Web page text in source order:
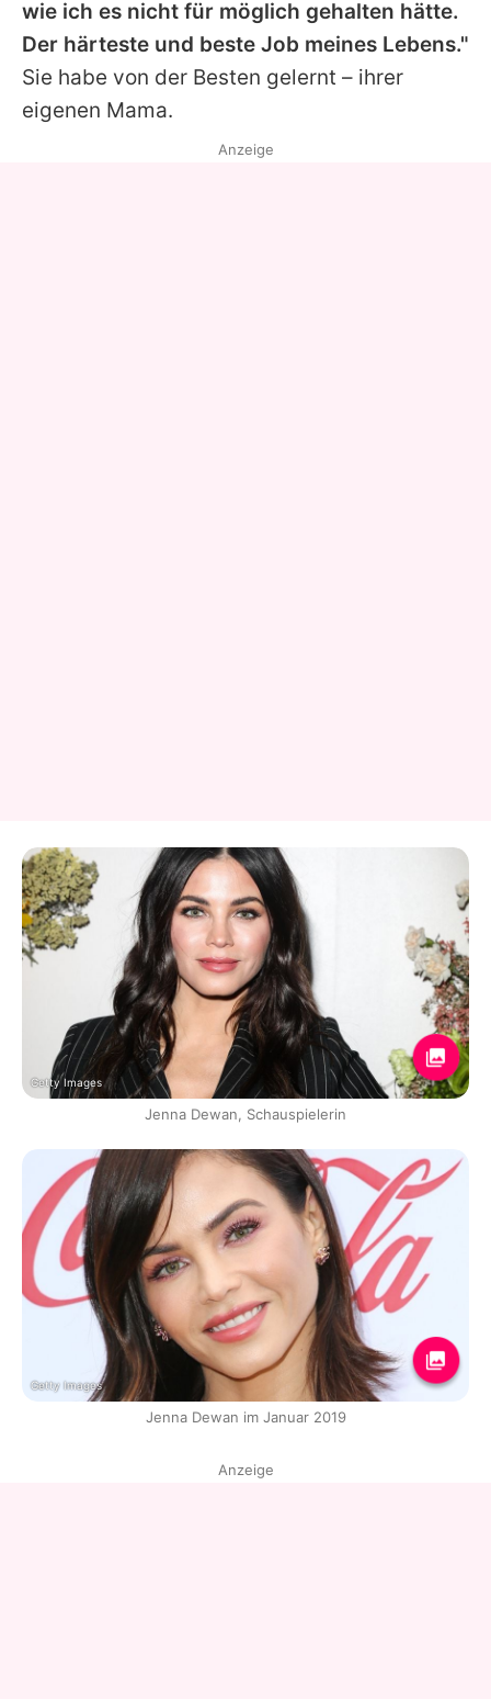
wie ich es nicht für möglich gehalten hätte.
Der härteste und beste Job meines Lebens."
Sie habe von der Besten gelernt – ihrer
eigenen Mama.
Anzeige
Getty Images
Jenna Dewan, Schauspielerin
Getty Images
Jenna Dewan im Januar 2019
Anzeige